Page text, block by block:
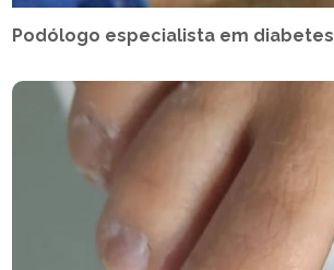
Podólogo especialista em diabetes